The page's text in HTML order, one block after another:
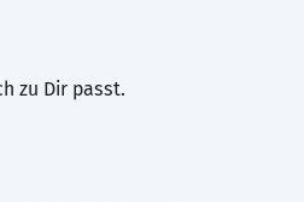
zu Dir passt.